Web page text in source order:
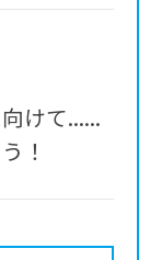
けて......
！